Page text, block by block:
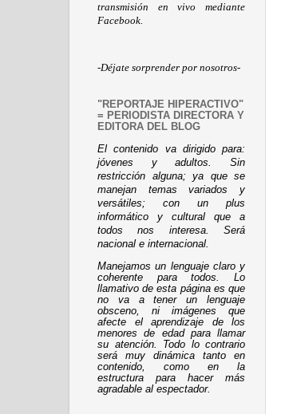
transmisión en vivo mediante
Facebook.
-Déjate sorprender por nosotros-
"REPORTAJE HIPERACTIVO"
= PERIODISTA DIRECTORA Y
EDITORA DEL BLOG
El contenido va dirigido para:
jóvenes y adultos. Sin
restricción alguna; ya que se
manejan temas variados y
versátiles; con un plus
informático y cultural que a
todos nos interesa. Será
nacional e internacional.
Manejamos un lenguaje claro y
coherente para todos. Lo
llamativo de esta página es que
no va a tener un lenguaje
obsceno, ni imágenes que
afecte el aprendizaje de los
menores de edad para llamar
su atención. Todo lo contrario
será muy dinámica tanto en
contenido, como en la
estructura para hacer más
agradable al espectador.